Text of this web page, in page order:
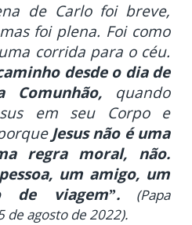
de Carlo foi breve,
foi plena. Foi como
corrida para o céu.
desde o dia de
Comunhão, quando
em seu Corpo e
Jesus não é uma
regra moral, não.
um amigo, um
de viagem”.(Papa
de agosto de 2022).